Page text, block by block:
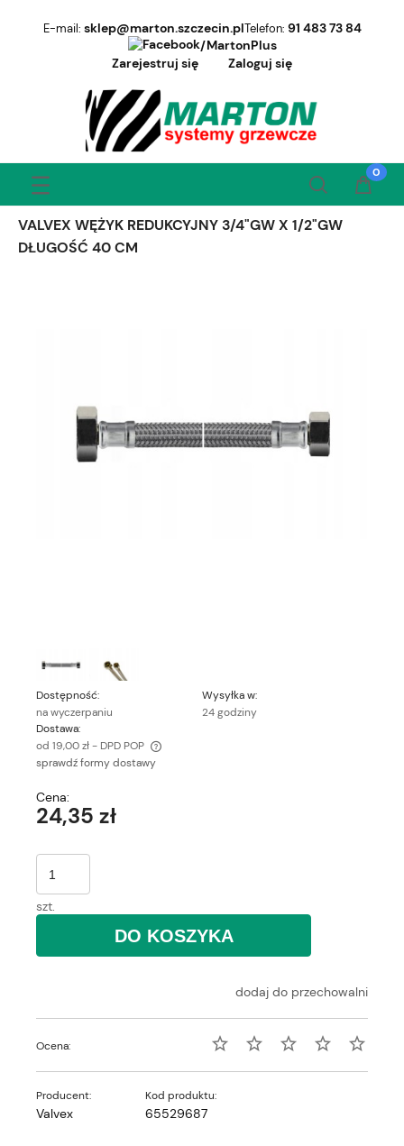
E-mail: sklep@marton.szczecin.plTelefon: 91 483 73 84
/MartonPlus
Zarejestruj się
Zaloguj się
VALVEX WĘŻYK REDUKCYJNY 3/4"GW X 1/2"GW
DŁUGOŚĆ 40 CM
Dostępność:
na wyczerpaniu
Wysyłka w:
24 godziny
Dostawa:
od 19,00 zł- DPD POP
Cena nie zawiera ewentualnych kosztów płatności
sprawdź formy dostawy
Cena:
24,35 zł
szt.
DO KOSZYKA
dodaj do przechowalni
Ocena:
Producent:
Valvex
Kod produktu:
65529687